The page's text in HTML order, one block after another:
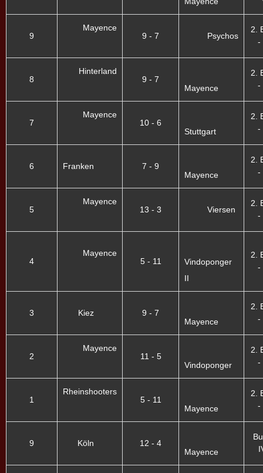
9
Mayence
9 - 7
Psychos
2.
-
8
Hinterland
9 - 7
Mayence
2.
-
7
Mayence
10 - 6
Stuttgart
2.
-
6 Franken
7 - 9
Mayence
2.
-
5
Mayence
13 - 3
Viersen
2.
-
4
Mayence
5 - 11
Vindoponger
II
2.
-
3 Kiez
9 - 7
Mayence
2.
-
2
Mayence
11 - 5
Vindoponger
2.
-
1
Rheinshooters
5 - 11
Mayence
2.
-
9 Köln
12 - 4
Mayence